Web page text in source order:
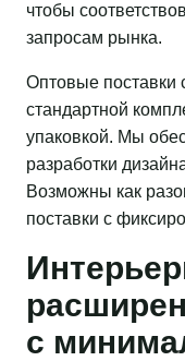
чтобы
запросам рынка.
Оптовые поставки
стандартной
упаковкой. Мы
разработки
Возможны как
поставки с
с